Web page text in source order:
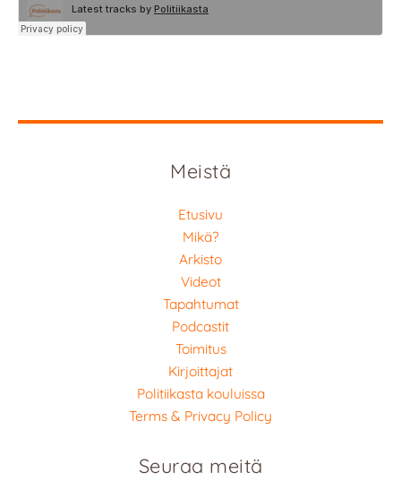
Meistä
Etusivu
Mikä?
Arkisto
Videot
Tapahtumat
Podcastit
Toimitus
Kirjoittajat
Politiikasta kouluissa
Terms & Privacy Policy
Seuraa meitä